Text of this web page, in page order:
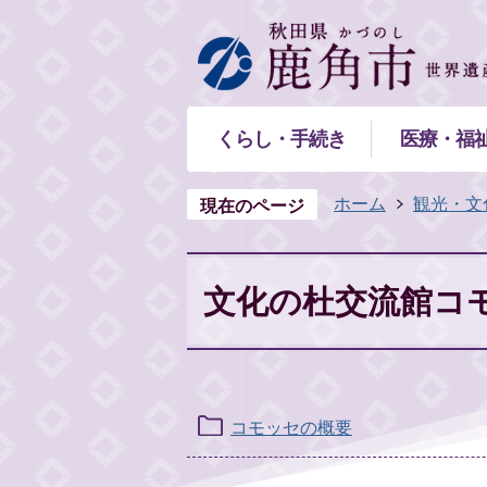
くらし・手続き 医療・福
現在のページ ホーム 観光・
文化の杜交流館コ
コモッセの概要